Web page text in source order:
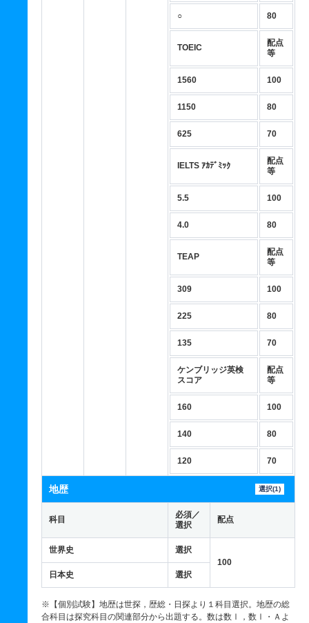
○ 80
TOEIC
配点
等
1560 100
1150 80
625 70
IELTS ｱｶﾃﾞﾐｯｸ
配点
等
5.5 100
4.0 80
TEAP
配点
等
309 100
225 80
135 70
ケンブリッジ英検
スコア
配点
等
160 100
140 80
120 70
地歴 選択(1)
科目
必須／
選択
配点
世界史
選択
100
日本史
選択
※【個別試験】地歴は世探，歴総・日探より１科目選択。地歴の総
合科目は探究科目の関連部分から出題する。数は数Ⅰ，数Ⅰ・Ａよ